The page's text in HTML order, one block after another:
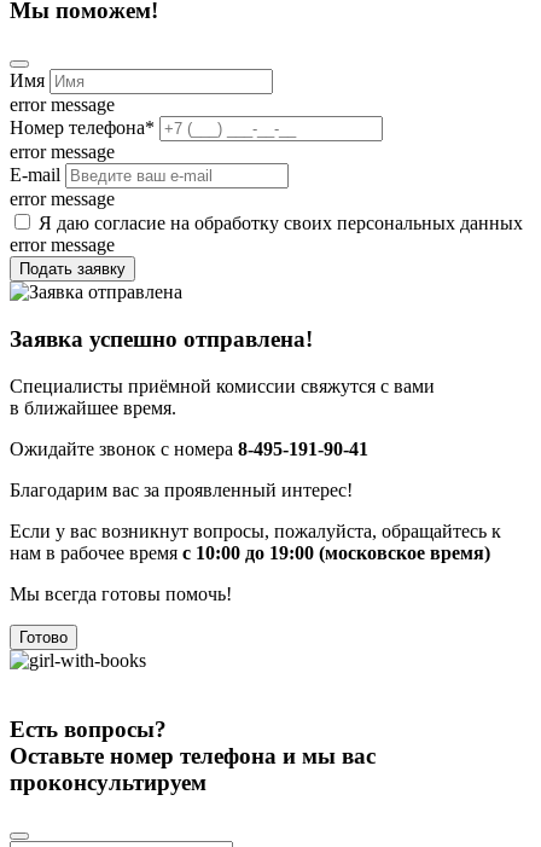
Мы поможем!
Имя
error message
Номер телефона*
error message
E-mail
error message
Я даю согласие на обработку своих персональных данных
error message
Подать заявку
Заявка успешно отправлена!
Специалисты приёмной комиссии свяжутся с вами
в ближайшее время.
Ожидайте звонок с номера 8-495-191-90-41
Благодарим вас за проявленный интерес!
Если у вас возникнут вопросы, пожалуйста, обращайтесь к
нам в рабочее время с 10:00 до 19:00 (московское время)
Мы всегда готовы помочь!
Готово
Есть вопросы?
Оставьте номер телефона и мы вас
проконсультируем